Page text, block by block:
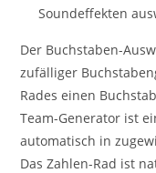
Soundeffekten
Der Buchstaben-
zufälliger
Rades einen
Team-Generator ist
automatisch in
Das Zahlen-Rad ist